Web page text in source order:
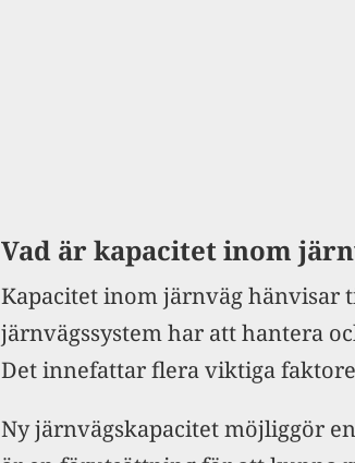
Vad är kapacitet inom
Kapacitet inom järnväg hänvisar
järnvägssystem har att hantera
Det innefattar flera viktiga
Ny järnvägskapacitet möjliggör